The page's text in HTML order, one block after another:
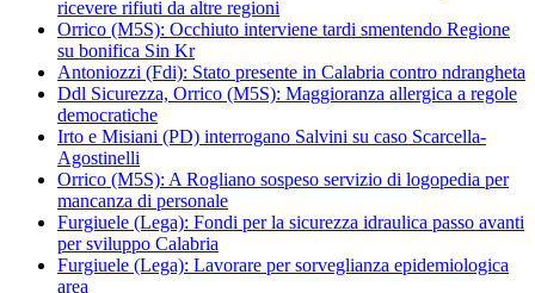
ricevere rifiuti da altre regioni
Orrico (M5S): Occhiuto interviene tardi smentendo Regione
su bonifica Sin Kr
Antoniozzi (Fdi): Stato presente in Calabria contro ndrangheta
Ddl Sicurezza, Orrico (M5S): Maggioranza allergica a regole
democratiche
Irto e Misiani (PD) interrogano Salvini su caso Scarcella-
Agostinelli
Orrico (M5S): A Rogliano sospeso servizio di logopedia per
mancanza di personale
Furgiuele (Lega): Fondi per la sicurezza idraulica passo avanti
per sviluppo Calabria
Furgiuele (Lega): Lavorare per sorveglianza epidemiologica
area